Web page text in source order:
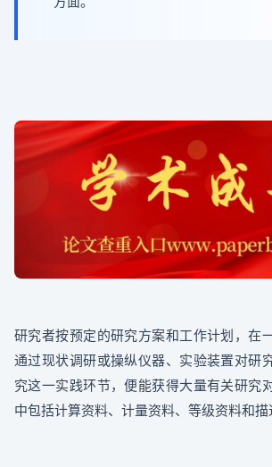
研究者按预定的研究方案和工作计划，在
通过现状调研或操纵仪器、实验装置对研
究这一实践环节，便能获得大量有关研究
中包括计算资料、计量资料、等级资料和描